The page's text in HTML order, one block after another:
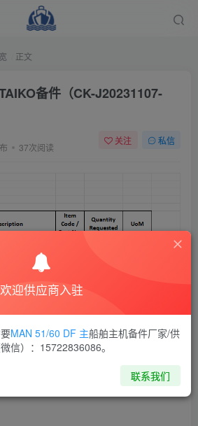
正文
备件（CK-J20231107-
37次阅读
关注 私信
欢迎供应商入驻
MAN 51/60 DF 主船舶主机备件厂家/供
信）：15722836086。
联系我们